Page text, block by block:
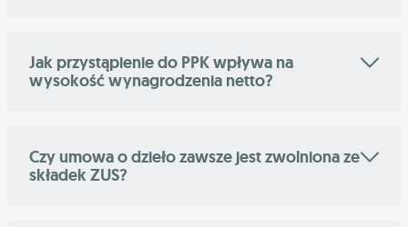
Jak przystąpienie do PPK wpływa na
wysokość wynagrodzenia netto?
Czy umowa o dzieło zawsze jest zwolniona ze
składek ZUS?